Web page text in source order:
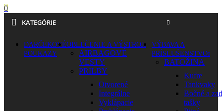
0
KATEGÓRIE
DARČEKOVÉ
POUKAZY
OBLEČENIE A VÝSTROJ
AIRBAGOVÉ
VESTY
PRILBY
Otvorené
Integrálne
Vyklápacie
VÝBAVA A
PRÍSLUŠENSTVO
BATOŽINA
Kufre
Tankvaky
Bočné a
tašky